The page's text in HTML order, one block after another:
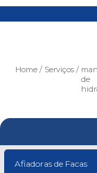
Home Serviços
de
Afiadoras de Facas